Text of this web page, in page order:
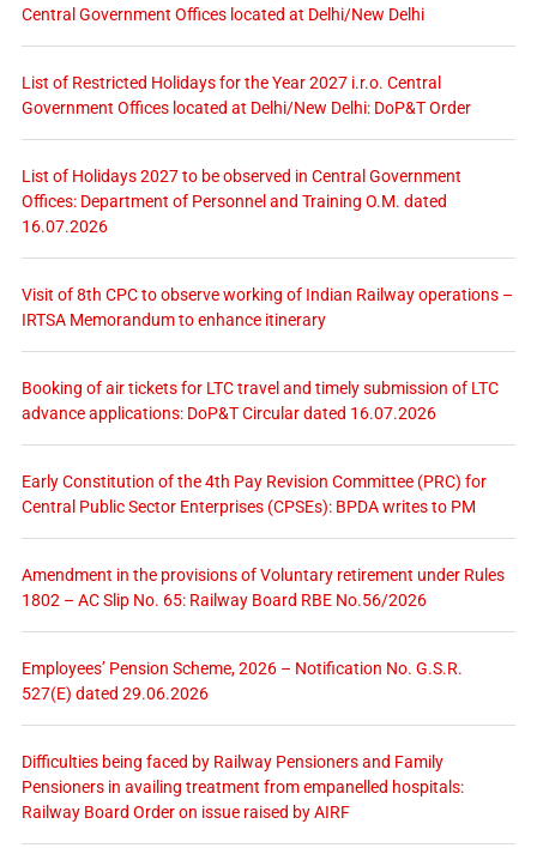
Central Government Offices located at Delhi/New Delhi
List of Restricted Holidays for the Year 2027 i.r.o. Central
Government Offices located at Delhi/New Delhi: DoP&T Order
List of Holidays 2027 to be observed in Central Government
Offices: Department of Personnel and Training O.M. dated
16.07.2026
Visit of 8th CPC to observe working of Indian Railway operations –
IRTSA Memorandum to enhance itinerary
Booking of air tickets for LTC travel and timely submission of LTC
advance applications: DoP&T Circular dated 16.07.2026
Early Constitution of the 4th Pay Revision Committee (PRC) for
Central Public Sector Enterprises (CPSEs): BPDA writes to PM
Amendment in the provisions of Voluntary retirement under Rules
1802 – AC Slip No. 65: Railway Board RBE No.56/2026
Employees’ Pension Scheme, 2026 – Notification No. G.S.R.
527(E) dated 29.06.2026
Difficulties being faced by Railway Pensioners and Family
Pensioners in availing treatment from empanelled hospitals:
Railway Board Order on issue raised by AIRF